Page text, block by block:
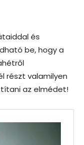
és
be, hogy a
részt valamilyen
az elmédet!